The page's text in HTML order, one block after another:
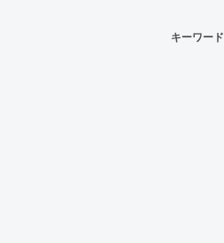
キーワード